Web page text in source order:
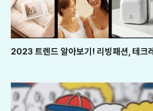
2023 트렌드 알아보기! 리빙패션, 테크